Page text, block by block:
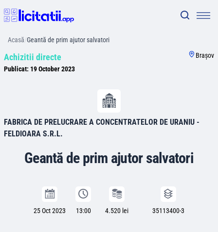
Acasă/Geantă de prim ajutor salvatori
Achizitii directe
Publicat: 19 October 2023
Braşov
FABRICA DE PRELUCRARE A CONCENTRATELOR DE URANIU -
FELDIOARA S.R.L.
Geantă de prim ajutor salvatori
25 Oct 2023 13:00 4.520 lei 35113400-3